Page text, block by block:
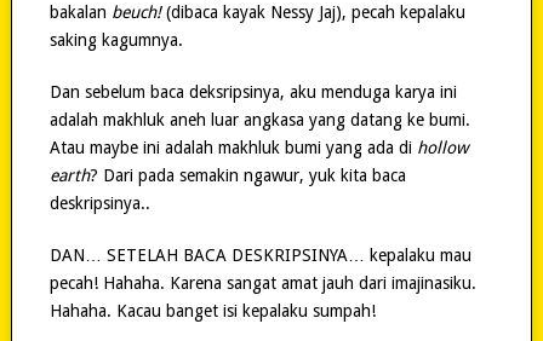
bakalan beuch!(dibaca kayak Nessy Jaj), pecah kepalaku
saking kagumnya.
Dan sebelum baca deksripsinya, aku menduga karya ini
adalah makhluk aneh luar angkasa yang datang ke bumi.
Atau maybe ini adalah makhluk bumi yang ada di hollow
earth? Dari pada semakin ngawur, yuk kita baca
deskripsinya..
DAN… SETELAH BACA DESKRIPSINYA… kepalaku mau
pecah! Hahaha. Karena sangat amat jauh dari imajinasiku.
Hahaha. Kacau banget isi kepalaku sumpah!